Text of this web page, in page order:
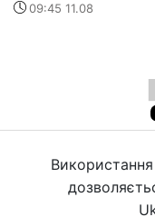
09:45 11.08